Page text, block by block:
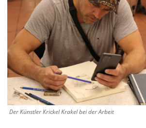
Der Künstler Krickel Krakel bei der Arbeit